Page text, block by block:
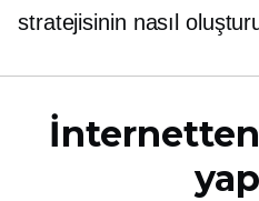
stratejisinin nasıl
İnternetten